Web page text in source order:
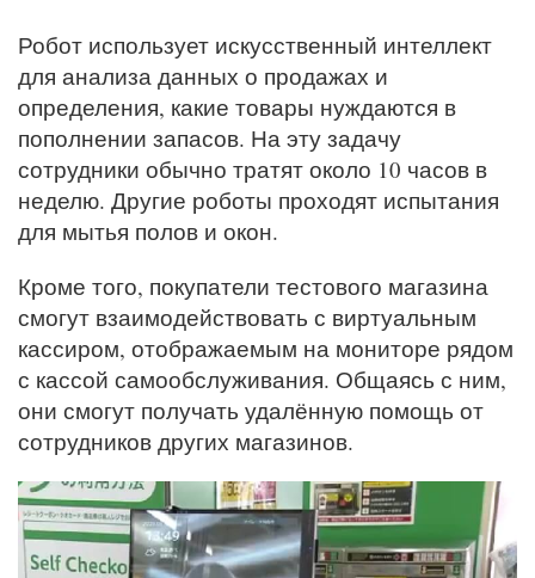
Робот использует искусственный интеллект
для анализа данных о продажах и
определения, какие товары нуждаются в
пополнении запасов. На эту задачу
сотрудники обычно тратят около 10 часов в
неделю. Другие роботы проходят испытания
для мытья полов и окон.
Кроме того, покупатели тестового магазина
смогут взаимодействовать с виртуальным
кассиром, отображаемым на мониторе рядом
с кассой самообслуживания. Общаясь с ним,
они смогут получать удалённую помощь от
сотрудников других магазинов.